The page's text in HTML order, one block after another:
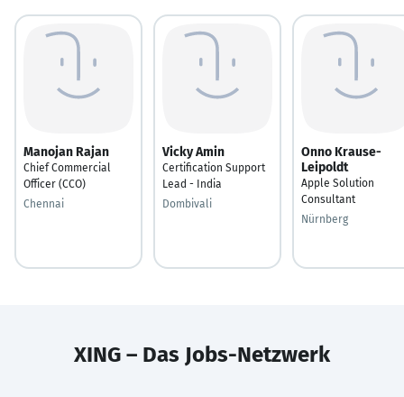
Manojan Rajan
Chief Commercial
Officer (CCO)
Chennai
Vicky Amin
Certification Support
Lead - India
Dombivali
Onno Krause-
Leipoldt
Apple Solution
Consultant
Nürnberg
XING – Das Jobs-Netzwerk